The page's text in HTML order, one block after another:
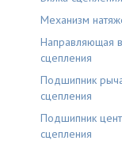
Механизм
Направляющая
сцепления
Подшипник
сцепления
Подшипник
сцепления